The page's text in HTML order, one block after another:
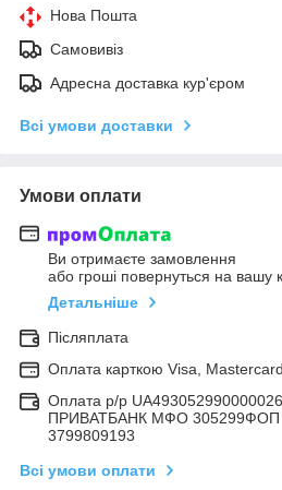
Нова Пошта
Самовивіз
Адресна доставка кур'єром
Всі умови доставки
Умови оплати
Ви отримаєте замовлення
або гроші повернуться на вашу
Детальніше
Післяплата
Оплата карткою Visa,
Оплата р/р
ПРИВАТБАНК МФО
3799809193
Всі умови оплати